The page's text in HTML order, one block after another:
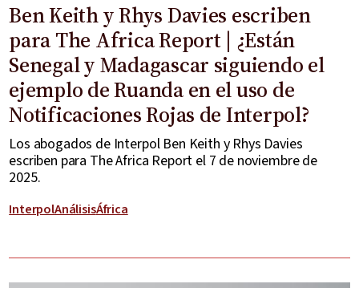
Ben Keith y Rhys Davies escriben
para The Africa Report | ¿Están
Senegal y Madagascar siguiendo el
ejemplo de Ruanda en el uso de
Notificaciones Rojas de Interpol?
Los abogados de Interpol Ben Keith y Rhys Davies
escriben para The Africa Report el 7 de noviembre de
2025.
InterpolAnálisisÁfrica